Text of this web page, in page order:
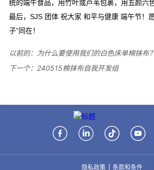
以前的： 为什么要使用我们的白色床单棉抹布？
下一个： 240515棉抹布自我开发组
隐私政策 条款和条件